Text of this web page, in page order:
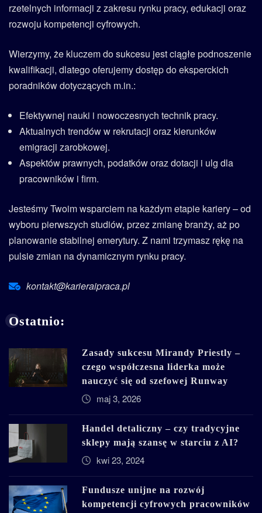
rzetelnych informacji z zakresu rynku pracy, edukacji oraz
rozwoju kompetencji cyfrowych.
Wierzymy, że kluczem do sukcesu jest ciągłe podnoszenie
kwalifikacji, dlatego oferujemy dostęp do eksperckich
poradników dotyczących m.in.:
Efektywnej nauki i nowoczesnych technik pracy.
Aktualnych trendów w rekrutacji oraz kierunków
emigracji zarobkowej.
Aspektów prawnych, podatków oraz dotacji i ulg dla
pracowników i firm.
Jesteśmy Twoim wsparciem na każdym etapie kariery – od
wyboru pierwszych studiów, przez zmianę branży, aż po
planowanie stabilnej emerytury. Z nami trzymasz rękę na
pulsie zmian na dynamicznym rynku pracy.
kontakt@karieraipraca.pl
Ostatnio:
Zasady sukcesu Mirandy Priestly –
czego współczesna liderka może
nauczyć się od szefowej Runway
maj 3, 2026
Handel detaliczny – czy tradycyjne
sklepy mają szansę w starciu z AI?
kwi 23, 2024
Fundusze unijne na rozwój
kompetencji cyfrowych pracowników